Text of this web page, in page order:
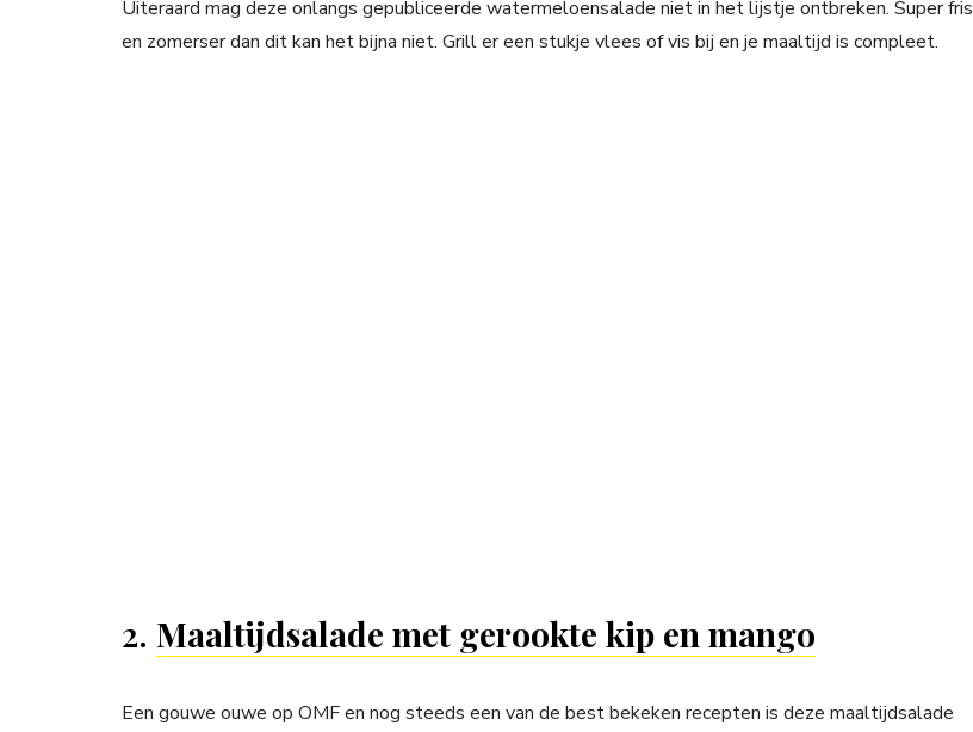
Uiteraard mag deze onlangs gepubliceerde watermeloensalade niet in het lijstje ontbreken. Super fris
en zomerser dan dit kan het bijna niet. Grill er een stukje vlees of vis bij en je maaltijd is compleet.
2. Maaltijdsalade met gerookte kip en mango
Een gouwe ouwe op OMF en nog steeds een van de best bekeken recepten is deze maaltijdsalade